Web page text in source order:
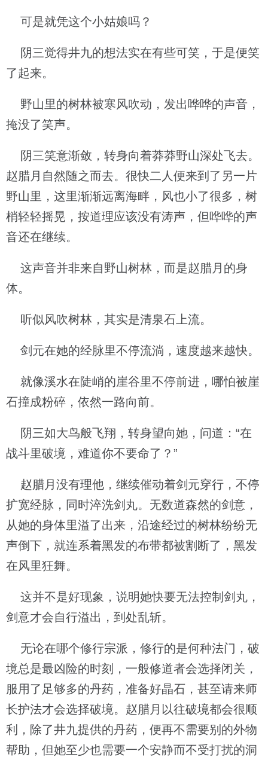
可是就凭这个小姑娘吗？
阴三觉得井九的想法实在有些可笑，于是便笑
了起来。
野山里的树林被寒风吹动，发出哗哗的声音，
掩没了笑声。
阴三笑意渐敛，转身向着莽莽野山深处飞去。
赵腊月自然随之而去。很快二人便来到了另一片
野山里，这里渐渐远离海畔，风也小了很多，树
梢轻轻摇晃，按道理应该没有涛声，但哗哗的声
音还在继续。
这声音并非来自野山树林，而是赵腊月的身
体。
听似风吹树林，其实是清泉石上流。
剑元在她的经脉里不停流淌，速度越来越快。
就像溪水在陡峭的崖谷里不停前进，哪怕被崖
石撞成粉碎，依然一路向前。
阴三如大鸟般飞翔，转身望向她，问道：“在
战斗里破境，难道你不要命了？”
赵腊月没有理他，继续催动着剑元穿行，不停
扩宽经脉，同时淬洗剑丸。无数道森然的剑意，
从她的身体里溢了出来，沿途经过的树林纷纷无
声倒下，就连系着黑发的布带都被割断了，黑发
在风里狂舞。
这并不是好现象，说明她快要无法控制剑丸，
剑意才会自行溢出，到处乱斩。
无论在哪个修行宗派，修行的是何种法门，破
境总是最凶险的时刻，一般修道者会选择闭关，
服用了足够多的丹药，准备好晶石，甚至请来师
长护法才会选择破境。赵腊月以往破境都会很顺
利，除了井九提供的丹药，便再不需要别的外物
帮助，但她至少也需要一个安静而不受打扰的洞